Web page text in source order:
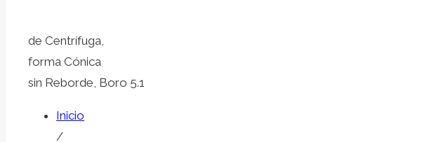
de Centrífuga,
forma Cónica
sin Reborde, Boro 5.1
Inicio
/